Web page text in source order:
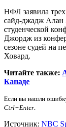
НФЛ заявила
сайд-джадж Алан
студенческой
Джордж из
сезоне судей на
Ховард.
Читайте также:
Канаде
Если вы нашли
Ctrl+Enter.
Источник: NBC